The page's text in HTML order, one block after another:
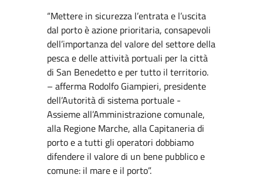
“Mettere in sicurezza l’entrata e l’uscita
dal porto è azione prioritaria, consapevoli
dell’importanza del valore del settore della
pesca e delle attività portuali per la città
di San Benedetto e per tutto il territorio.
– afferma Rodolfo Giampieri, presidente
dell’Autorità di sistema portuale -
Assieme all’Amministrazione comunale,
alla Regione Marche, alla Capitaneria di
porto e a tutti gli operatori dobbiamo
difendere il valore di un bene pubblico e
comune: il mare e il porto”.